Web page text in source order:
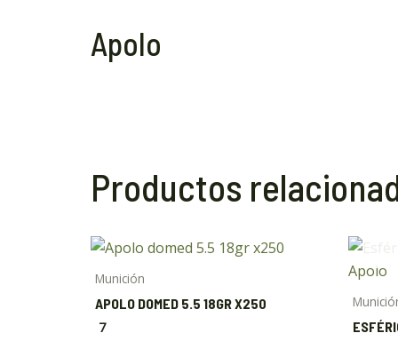
Apolo
Productos
Munición
APOLO DOMED 5.5 18GR X250
7